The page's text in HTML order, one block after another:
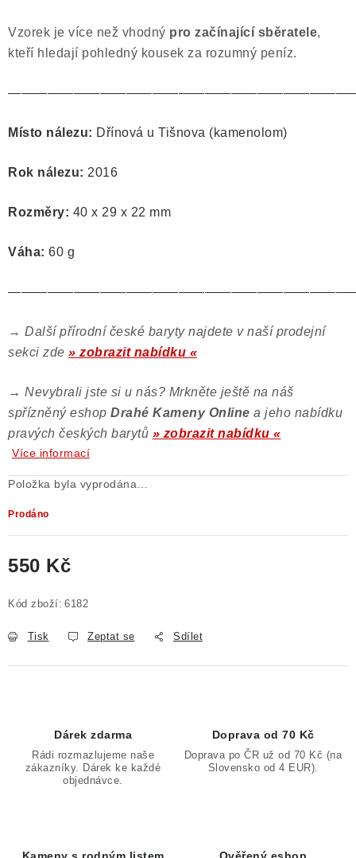
Vzorek je více než vhodný pro začínající sběratele,
kteří hledají pohledný kousek za rozumný peníz.
Místo nálezu: Dřínová u Tišnova (kamenolom)
Rok nálezu: 2016
Rozměry: 40 x 29 x 22 mm
Váha: 60 g
→ Další přírodní české baryty najdete v naší prodejní
sekci zde » zobrazit nabídku «
→ Nevybrali jste si u nás? Mrkněte ještě na náš
spřízněný eshop Drahé Kameny Online a jeho nabídku
pravých českých barytů » zobrazit nabídku «
Více informací
Položka byla vyprodána…
Prodáno
550 Kč
Kód zboží: 6182
Tisk Zeptat se Sdílet
Dárek zdarma
Rádi rozmazlujeme naše
zákazníky. Dárek ke každé
objednávce.
Doprava od 70 Kč
Doprava po ČR už od 70 Kč (na
Slovensko od 4 EUR).